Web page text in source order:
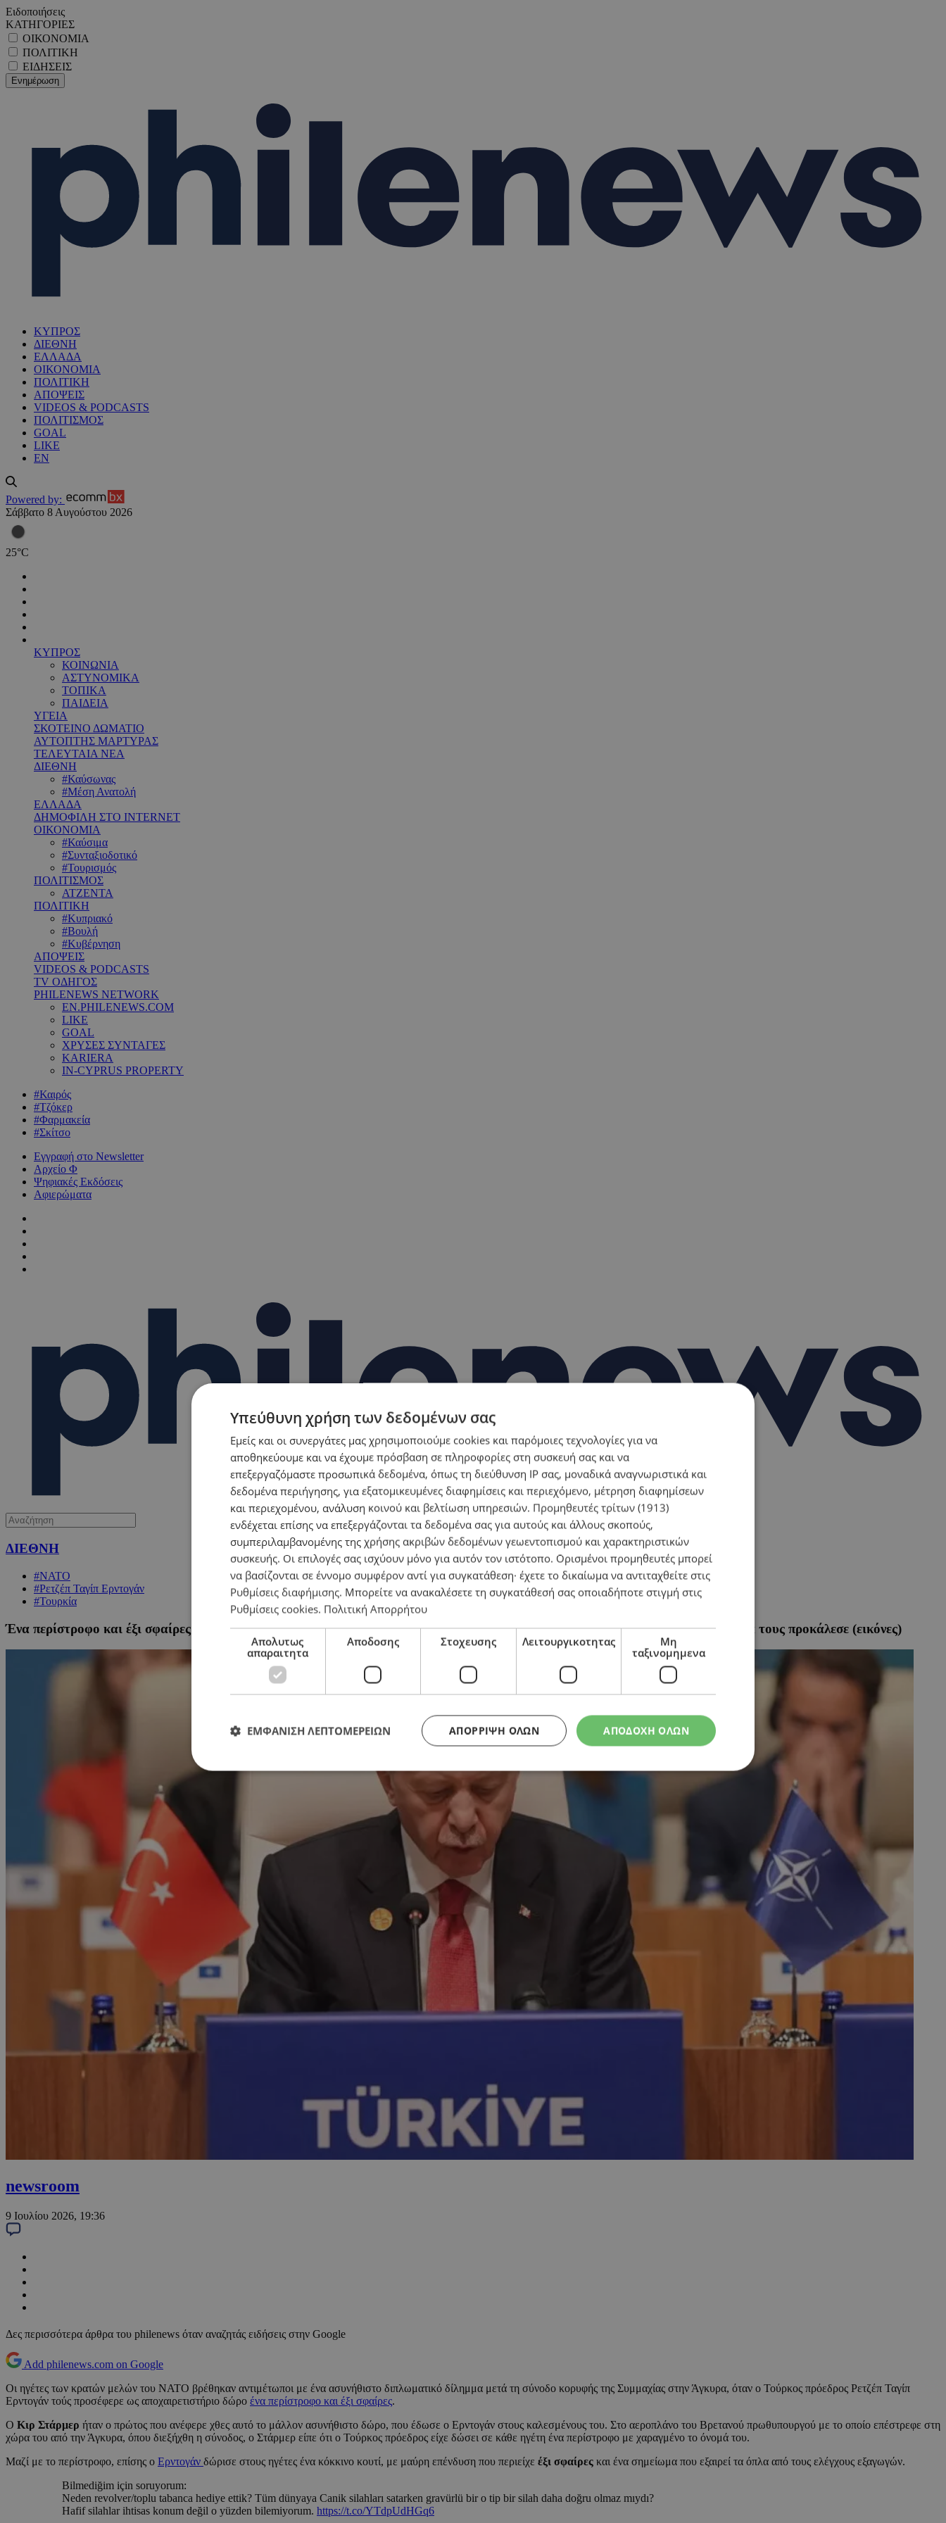
Ειδοποιήσεις
ΚΑΤΗΓΟΡΙΕΣ
ΟΙΚΟΝΟΜΙΑ
ΠΟΛΙΤΙΚΗ
ΕΙΔΗΣΕΙΣ
ΚΥΠΡΟΣ
ΔΙΕΘΝΗ
ΕΛΛΑΔΑ
ΟΙΚΟΝΟΜΙΑ
ΠΟΛΙΤΙΚΗ
ΑΠΟΨΕΙΣ
VIDEOS & PODCASTS
ΠΟΛΙΤΙΣΜΟΣ
GOAL
LIKE
EN
Powered by:
Σάββατο 8 Αυγούστου 2026
25°C
ΚΥΠΡΟΣ
ΚΟΙΝΩΝΙΑ
ΑΣΤΥΝΟΜΙΚΑ
ΤΟΠΙΚΑ
ΠΑΙΔΕΙΑ
ΥΓΕΙΑ
ΣΚΟΤΕΙΝΟ ΔΩΜΑΤΙΟ
ΑΥΤΟΠΤΗΣ ΜΑΡΤΥΡΑΣ
ΤΕΛΕΥΤΑΙΑ ΝΕΑ
ΔΙΕΘΝΗ
#Καύσωνας
#Μέση Ανατολή
ΕΛΛΑΔΑ
ΔΗΜΟΦΙΛΗ ΣΤΟ INTERNET
ΟΙΚΟΝΟΜΙΑ
#Καύσιμα
#Συνταξιοδοτικό
#Τουρισμός
ΠΟΛΙΤΙΣΜΟΣ
ΑΤΖΕΝΤΑ
ΠΟΛΙΤΙΚΗ
#Κυπριακό
#Βουλή
#Κυβέρνηση
ΑΠΟΨΕΙΣ
VIDEOS & PODCASTS
TV ΟΔΗΓΟΣ
PHILENEWS NETWORK
EN.PHILENEWS.COM
LIKE
GOAL
ΧΡΥΣΕΣ ΣΥΝΤΑΓΕΣ
KARIERA
IN-CYPRUS PROPERTY
#Καιρός
#Τζόκερ
#Φαρμακεία
#Σκίτσο
Εγγραφή στο Newsletter
Αρχείο Φ
Ψηφιακές Εκδόσεις
Αφιερώματα
ΔΙΕΘΝΗ
#ΝΑΤΟ
#Ρετζέπ Ταγίπ Ερντογάν
#Τουρκία
Ένα περίστροφο και έξι σφαίρες: Το δώρο Ερντογάν που αιφνιδίασε τους ηγέτες του ΝΑΤΟ – Πώς αντέδρασαν και τι προβλήματα τους προκάλεσε (εικόνες)
newsroom
9 Ιουλίου 2026, 19:36
Δες περισσότερα άρθρα του philenews όταν αναζητάς ειδήσεις στην Google
Add philenews.com on Google
Οι ηγέτες των κρατών μελών του ΝΑΤΟ βρέθηκαν αντιμέτωποι με ένα ασυνήθιστο διπλωματικό δίλημμα μετά τη σύνοδο κορυφής της Συμμαχίας στην Άγκυρα, όταν ο Τούρκος πρόεδρος Ρετζέπ Ταγίπ
Ερντογάν τούς προσέφερε ως αποχαιρετιστήριο δώρο ένα περίστροφο και έξι σφαίρες.
Ο Κιρ Στάρμερ ήταν ο πρώτος που ανέφερε χθες αυτό το μάλλον ασυνήθιστο δώρο, που έδωσε ο Ερντογάν στους καλεσμένους του. Στο αεροπλάνο του Βρετανού πρωθυπουργού με το οποίο επέστρεφε στη
χώρα του από την Άγκυρα, όπου διεξήχθη η σύνοδος, ο Στάρμερ είπε ότι ο Τούρκος πρόεδρος είχε δώσει σε κάθε ηγέτη ένα περίστροφο με χαραγμένο το όνομά του.
Μαζί με το περίστροφο, επίσης ο Ερντογάν δώρισε στους ηγέτες ένα κόκκινο κουτί, με μαύρη επένδυση που περιείχε έξι σφαίρες και ένα σημείωμα που εξαιρεί τα όπλα από τους ελέγχους εξαγωγών.
Bilmediğim için soruyorum:
Neden revolver/toplu tabanca hediye ettik? Tüm dünyaya Canik silahları satarken gravürlü bir o tip bir silah daha doğru olmaz mıydı?
Hafif silahlar ihtisas konum değil o yüzden bilemiyorum. https://t.co/YTdpUdHGq6
Υπεύθυνη χρήση των δεδομένων σας
Εμείς και οι συνεργάτες μας χρησιμοποιούμε cookies και παρόμοιες τεχνολογίες για να
αποθηκεύουμε και να έχουμε πρόσβαση σε πληροφορίες στη συσκευή σας και να
επεξεργαζόμαστε προσωπικά δεδομένα, όπως τη διεύθυνση IP σας, μοναδικά αναγνωριστικά και
δεδομένα περιήγησης, για εξατομικευμένες διαφημίσεις και περιεχόμενο, μέτρηση διαφημίσεων
και περιεχομένου, ανάλυση κοινού και βελτίωση υπηρεσιών. Προμηθευτές τρίτων (1913)
ενδέχεται επίσης να επεξεργάζονται τα δεδομένα σας για αυτούς και άλλους σκοπούς,
συμπεριλαμβανομένης της χρήσης ακριβών δεδομένων γεωεντοπισμού και χαρακτηριστικών
συσκευής. Οι επιλογές σας ισχύουν μόνο για αυτόν τον ιστότοπο. Ορισμένοι προμηθευτές μπορεί
να βασίζονται σε έννομο συμφέρον αντί για συγκατάθεση· έχετε το δικαίωμα να αντιταχθείτε στις
Ρυθμίσεις διαφήμισης. Μπορείτε να ανακαλέσετε τη συγκατάθεσή σας οποιαδήποτε στιγμή στις
Ρυθμίσεις cookies. Πολιτική Απορρήτου
Απολυτως
απαραιτητα
Αποδοσης Στοχευσης Λειτουργικοτητας
Μη
ταξινομημενα
ΑΠΟΔΟΧΗ ΟΛΩΝ
ΑΠΌΡΡΙΨΗ ΌΛΩΝ
ΕΜΦΑΝΙΣΗ ΛΕΠΤΟΜΕΡΕΙΩΝ